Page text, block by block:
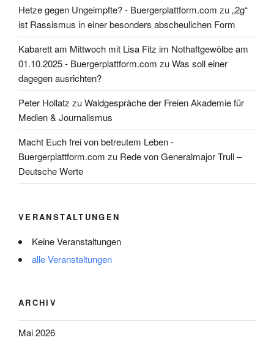
Hetze gegen Ungeimpfte? - Buergerplattform.com zu„2g“
ist Rassismus in einer besonders abscheulichen Form
Kabarett am Mittwoch mit Lisa Fitz im Nothaftgewölbe am
01.10.2025 - Buergerplattform.com zuWas soll einer
dagegen ausrichten?
Peter Hollatz zuWaldgespräche der Freien Akademie für
Medien & Journalismus
Macht Euch frei von betreutem Leben -
Buergerplattform.com zu Rede von Generalmajor Trull –
Deutsche Werte
VERANSTALTUNGEN
Keine Veranstaltungen
alle Veranstaltungen
ARCHIV
Mai 2026